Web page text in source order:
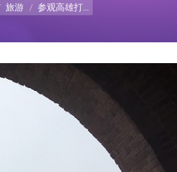
旅游 参观高雄打…